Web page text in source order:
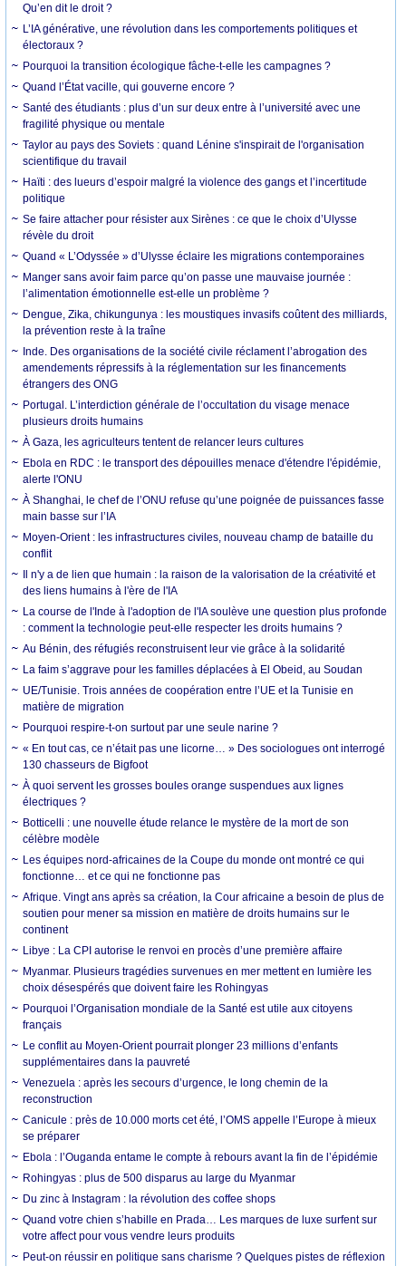
Qu’en dit le droit ?
L’IA générative, une révolution dans les comportements politiques et
électoraux ?
Pourquoi la transition écologique fâche-t-elle les campagnes ?
Quand l’État vacille, qui gouverne encore ?
Santé des étudiants : plus d’un sur deux entre à l’université avec une
fragilité physique ou mentale
Taylor au pays des Soviets : quand Lénine s'inspirait de l'organisation
scientifique du travail
Haïti : des lueurs d’espoir malgré la violence des gangs et l’incertitude
politique
Se faire attacher pour résister aux Sirènes : ce que le choix d’Ulysse
révèle du droit
Quand « L’Odyssée » d’Ulysse éclaire les migrations contemporaines
Manger sans avoir faim parce qu’on passe une mauvaise journée :
l’alimentation émotionnelle est-elle un problème ?
Dengue, Zika, chikungunya : les moustiques invasifs coûtent des milliards,
la prévention reste à la traîne
Inde. Des organisations de la société civile réclament l’abrogation des
amendements répressifs à la réglementation sur les financements
étrangers des ONG
Portugal. L’interdiction générale de l’occultation du visage menace
plusieurs droits humains
À Gaza, les agriculteurs tentent de relancer leurs cultures
Ebola en RDC : le transport des dépouilles menace d'étendre l'épidémie,
alerte l'ONU
À Shanghai, le chef de l’ONU refuse qu’une poignée de puissances fasse
main basse sur l’IA
Moyen-Orient : les infrastructures civiles, nouveau champ de bataille du
conflit
Il n'y a de lien que humain : la raison de la valorisation de la créativité et
des liens humains à l'ère de l'IA
La course de l'Inde à l'adoption de l'IA soulève une question plus profonde
: comment la technologie peut-elle respecter les droits humains ?
Au Bénin, des réfugiés reconstruisent leur vie grâce à la solidarité
La faim s’aggrave pour les familles déplacées à El Obeid, au Soudan
UE/Tunisie. Trois années de coopération entre l’UE et la Tunisie en
matière de migration
Pourquoi respire-t-on surtout par une seule narine ?
« En tout cas, ce n’était pas une licorne… » Des sociologues ont interrogé
130 chasseurs de Bigfoot
À quoi servent les grosses boules orange suspendues aux lignes
électriques ?
Botticelli : une nouvelle étude relance le mystère de la mort de son
célèbre modèle
Les équipes nord-africaines de la Coupe du monde ont montré ce qui
fonctionne… et ce qui ne fonctionne pas
Afrique. Vingt ans après sa création, la Cour africaine a besoin de plus de
soutien pour mener sa mission en matière de droits humains sur le
continent
Libye : La CPI autorise le renvoi en procès d’une première affaire
Myanmar. Plusieurs tragédies survenues en mer mettent en lumière les
choix désespérés que doivent faire les Rohingyas
Pourquoi l’Organisation mondiale de la Santé est utile aux citoyens
français
Le conflit au Moyen-Orient pourrait plonger 23 millions d’enfants
supplémentaires dans la pauvreté
Venezuela : après les secours d’urgence, le long chemin de la
reconstruction
Canicule : près de 10.000 morts cet été, l’OMS appelle l’Europe à mieux
se préparer
Ebola : l’Ouganda entame le compte à rebours avant la fin de l’épidémie
Rohingyas : plus de 500 disparus au large du Myanmar
Du zinc à Instagram : la révolution des coffee shops
Quand votre chien s’habille en Prada… Les marques de luxe surfent sur
votre affect pour vous vendre leurs produits
Peut-on réussir en politique sans charisme ? Quelques pistes de réflexion